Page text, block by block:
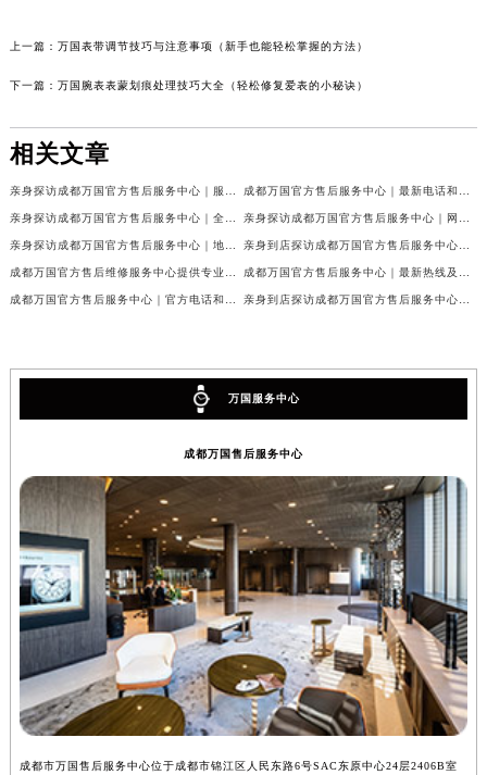
上一篇： 万国表带调节技巧与注意事项（新手也能轻松掌握的方法）
下一篇： 万国腕表表蒙划痕处理技巧大全（轻松修复爱表的小秘诀）
相关文章
万国服务中心
成都万国售后服务中心
成都市万国售后服务中心位于成都市锦江区人民东路6号SAC东原中心24层2406B室